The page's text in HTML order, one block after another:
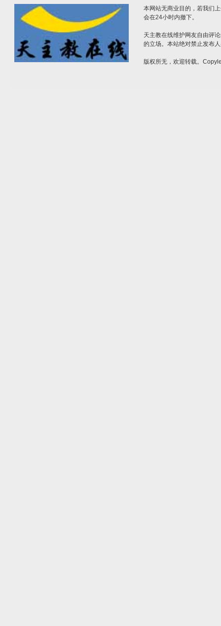
本网站无商业目的，若我们
会在24小时内撤下。
天主教在线维护网友自由评
的立场。本站绝对禁止发布
版权所无，欢迎转载。